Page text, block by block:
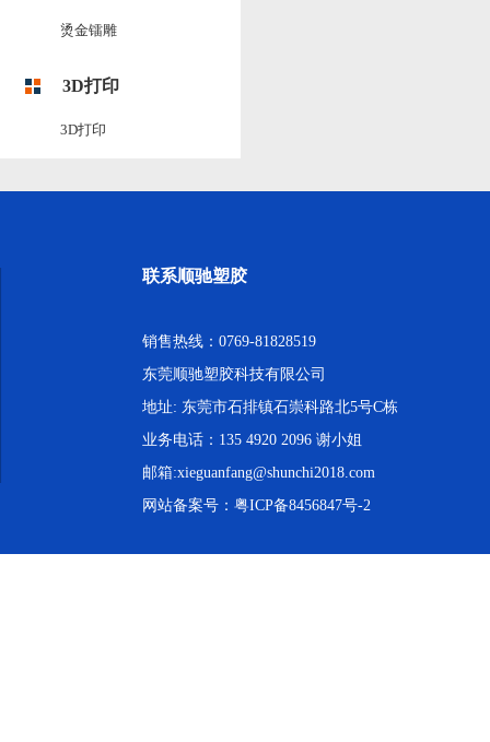
烫金镭雕
3D打印
3D打印
联系顺驰塑胶
销售热线：0769-81828519
东莞顺驰塑胶科技有限公司
地址: 东莞市石排镇石崇科路北5号C栋
业务电话：135 4920 2096 谢小姐
邮箱:xieguanfang@shunchi2018.com
网站备案号： 粤ICP备8456847号-2